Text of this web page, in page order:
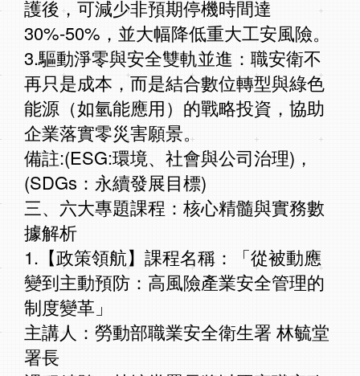
護後，可減少非預期停機時間達
30%-50%，並大幅降低重大工安風險。
3.驅動淨零與安全雙軌並進：職安衛不
再只是成本，而是結合數位轉型與綠色
能源（如氫能應用）的戰略投資，協助
企業落實零災害願景。
備註:(ESG:環境、社會與公司治理)，
(SDGs：永續發展目標)
三、六大專題課程：核心精髓與實務數
據解析
1.【政策領航】課程名稱：「從被動應
變到主動預防：高風險產業安全管理的
制度變革」
主講人：勞動部職業安全衛生署 林毓堂
署長